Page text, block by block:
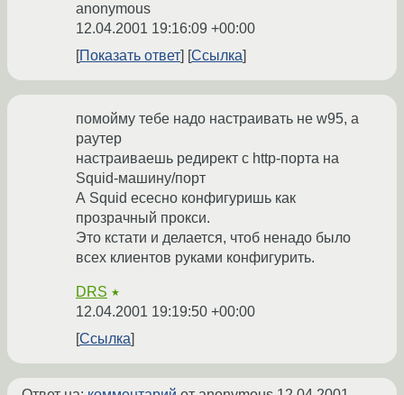
anonymous
12.04.2001 19:16:09 +00:00
Показать ответ
Ссылка
помойму тебе надо настраивать не w95, а
раутер
настраиваешь редирект с http-порта на
Squid-машину/порт
А Squid есесно конфигуришь как
прозрачный прокси.
Это кстати и делается, чтоб ненадо было
всех клиентов руками конфигурить.
DRS ★
12.04.2001 19:19:50 +00:00
Ссылка